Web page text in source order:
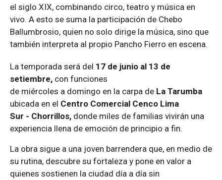
el siglo XIX, combinando circo, teatro y música en
vivo. A esto se suma la participación de Chebo
Ballumbrosio, quien no solo dirige la música, sino que
también interpreta al propio Pancho Fierro en escena.
La temporada será del 1 7 de junio al 13 de
setiembre, con funciones
de miércoles a domingo en la carpa de La Tarumba
ubicada en el Centro Comercial Cenco Lima
Sur - Chorrillos, donde miles de familias vivirán una
experiencia llena de emoción de principio a fin.
La obra sigue a una joven barrendera que, en medio de
su rutina, descubre su fortaleza y pone en valor a
quienes sostienen la ciudad día a día sin